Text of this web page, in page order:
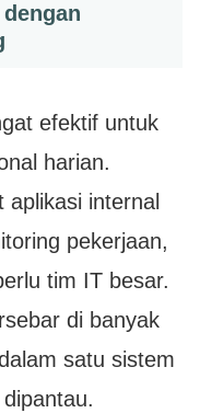
efektif untuk
harian.
internal
pekerjaan,
tim IT besar.
di banyak
satu sistem